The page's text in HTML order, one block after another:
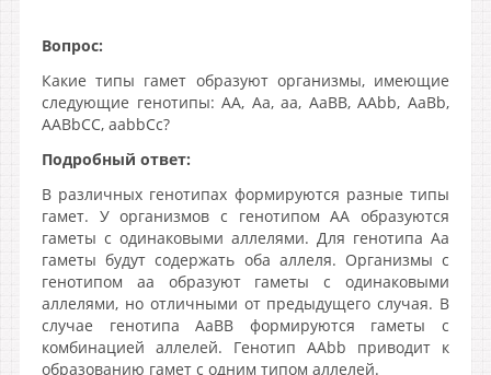
Вопрос:
Какие типы гамет образуют организмы, имеющие
следующие генотипы: АА, Аа, аа, АаВВ, AAbb, AaBb,
AABbCC, aabbCc?
Подробный ответ:
В различных генотипах формируются разные типы
гамет. У организмов с генотипом АА образуются
гаметы с одинаковыми аллелями. Для генотипа Аа
гаметы будут содержать оба аллеля. Организмы с
генотипом аа образуют гаметы с одинаковыми
аллелями, но отличными от предыдущего случая. В
случае генотипа АаВВ формируются гаметы с
комбинацией аллелей. Генотип AAbb приводит к
образованию гамет с одним типом аллелей.